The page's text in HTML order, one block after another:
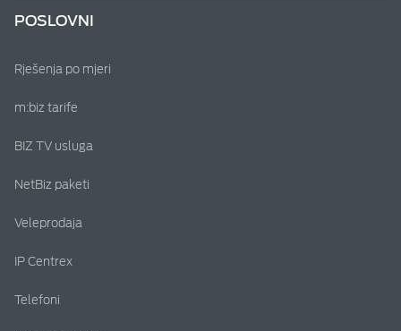
POSLOVNI
Rješenja po mjeri
m:biz tarife
BIZ TV usluga
NetBiz paketi
Veleprodaja
IP Centrex
Telefoni